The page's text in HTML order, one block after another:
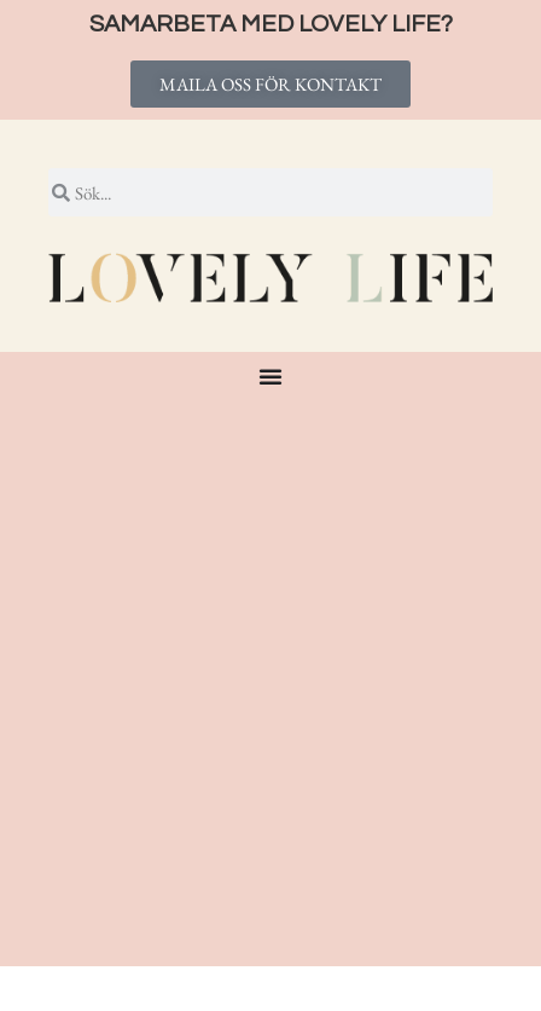
SAMARBETA MED LOVELY LIFE?
MAILA OSS FÖR KONTAKT